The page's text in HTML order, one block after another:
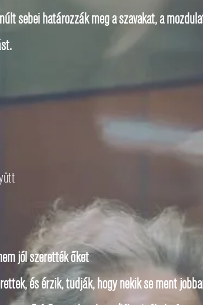
sebei határozzák meg a szavakat, a
jól szerették őket
és érzik, tudják, hogy nekik se ment